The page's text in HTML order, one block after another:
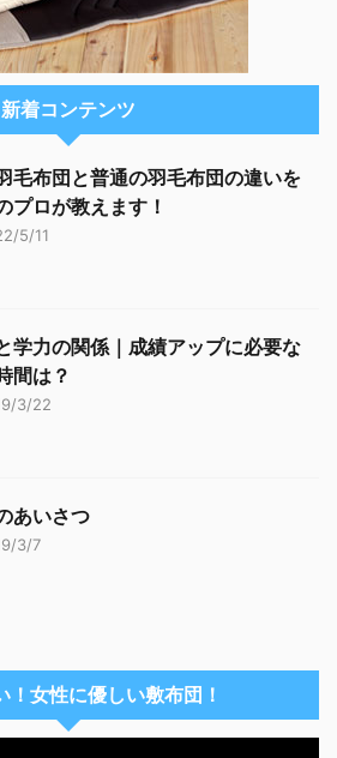
新着コンテンツ
毛布団と普通の羽毛布団の違いを
プロが教えます！
5/11
学力の関係｜成績アップに必要な
間は？
3/22
あいさつ
3/7
！女性に優しい敷布団！